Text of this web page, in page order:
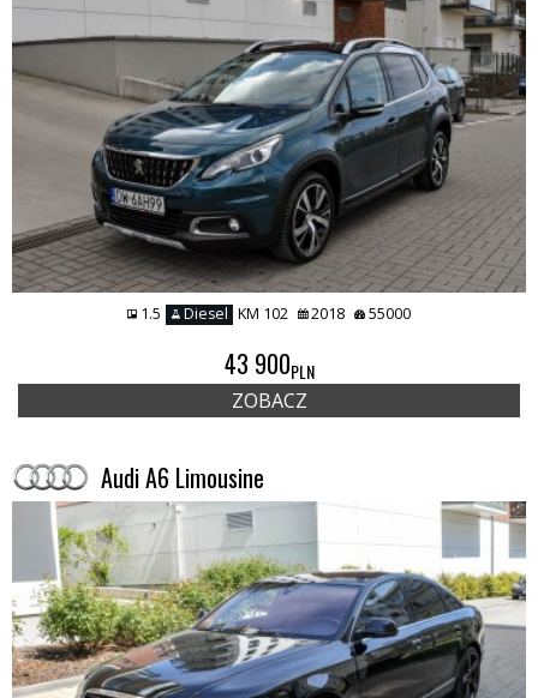
1.5 Diesel KM 102 2018 55000
43 900PLN
ZOBACZ
Audi A6 Limousine